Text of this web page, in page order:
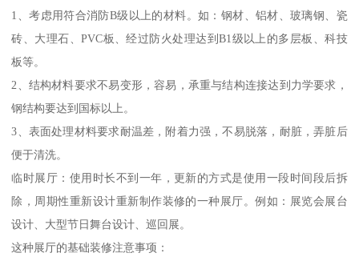
1、考虑用符合消防B级以上的材料。如：钢材、铝材、玻璃钢、瓷
砖、大理石、PVC板、经过防火处理达到B1级以上的多层板、科技
板等。
2、结构材料要求不易变形，容易，承重与结构连接达到力学要求，
钢结构要达到国标以上。
3、表面处理材料要求耐温差，附着力强，不易脱落，耐脏，弄脏后
便于清洗。
临时展厅：使用时长不到一年，更新的方式是使用一段时间段后拆
除，周期性重新设计重新制作装修的一种展厅。例如：展览会展台
设计、大型节日舞台设计、巡回展。
这种展厅的基础装修注意事项：